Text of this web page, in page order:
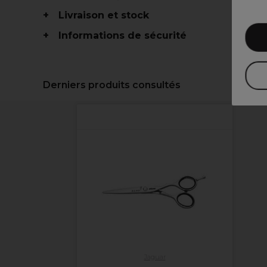
Livraison et stock
Informations de sécurité
Derniers produits consultés